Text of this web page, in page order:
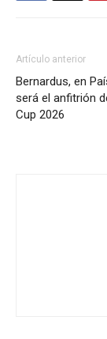
Artículo anterior
Bernardus, en
será el anfitrión
Cup 2026